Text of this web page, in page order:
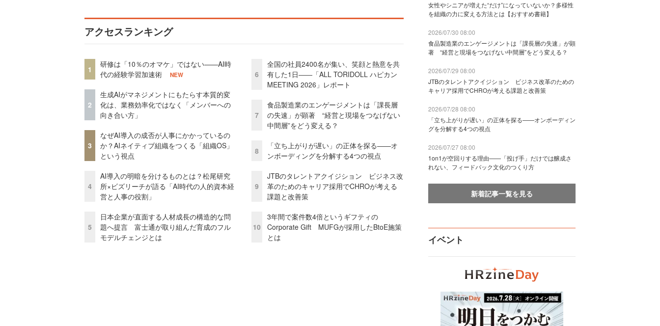
アクセスランキング
1
研修は「10％のオマケ」ではない——AI時
代の経験学習加速術
NEW
2
生成AIがマネジメントにもたらす本質的変
化は、業務効率化ではなく「メンバーへの
向き合い方」
3
なぜAI導入の成否が人事にかかっているの
か？AIネイティブ組織をつくる「組織OS」
という視点
4
AI導入の明暗を分けるものとは？松尾研究
所×ビズリーチが語る「AI時代の人的資本経
営と人事の役割」
5
日本企業が直面する人材成長の構造的な問
題へ提言 富士通が取り組んだ育成のフル
モデルチェンジとは
6
全国の社員2400名が集い、笑顔と熱意を共
有した1日――「ALL TORIDOLL ハピカン
MEETING 2026」レポート
7
食品製造業のエンゲージメントは「課長層
の失速」が顕著 “経営と現場をつなげない
中間層”をどう変える？
8
「立ち上がりが遅い」の正体を探る——オ
ンボーディングを分解する4つの視点
9
JTBのタレントアクイジション ビジネス改
革のためのキャリア採用でCHROが考える
課題と改善策
10
3年間で案件数4倍というギフティの
Corporate Gift MUFGが採用したBtoE施策
とは
女性やシニアが増えた“だけ”になっていないか？多様性
を組織の力に変える方法とは【おすすめ書籍】
2026/07/30 08:00
食品製造業のエンゲージメントは「課長層の失速」が顕
著 “経営と現場をつなげない中間層”をどう変える？
2026/07/29 08:00
JTBのタレントアクイジション ビジネス改革のための
キャリア採用でCHROが考える課題と改善策
2026/07/28 08:00
「立ち上がりが遅い」の正体を探る——オンボーディン
グを分解する4つの視点
2026/07/27 08:00
1on1が空回りする理由——「投げ手」だけでは醸成さ
れない、フィードバック文化のつくり方
新着記事一覧を見る
イベント